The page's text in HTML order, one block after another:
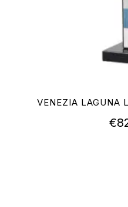
VENEZIA LAGUNA
€